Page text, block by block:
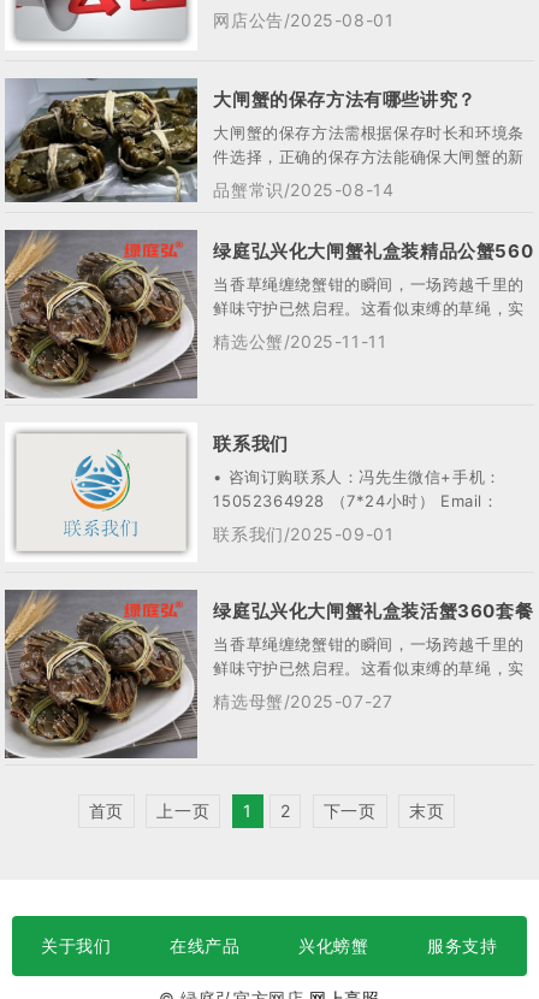
包赔‌若收货时发现死蟹，可联系客服凭有
效...
网店公告/2025-08-01
大闸蟹的保存方法有哪些讲究？
大闸蟹的保存方法需根据保存时长和环境条
件选择，正确的保存方法能确保大闸蟹的新
鲜度和口感。下面，我就来详细说说大闸蟹
的保存...
品蟹常识/2025-08-14
绿庭弘兴化大闸蟹礼盒装精品公蟹560
套餐
当香草绳缠绕蟹钳的瞬间，一场跨越千里的
鲜味守护已然启程。这看似束缚的草绳，实
则是连结绿庭弘兴化大闸蟹与餐桌的文明纽
带 —...
精选公蟹/2025-11-11
联系我们
• 咨询订购联系人：冯先生微信+手机：
15052364928 （7*24小时） Email：
jscrab@163.c...
联系我们/2025-09-01
绿庭弘兴化大闸蟹礼盒装活蟹360套餐
当香草绳缠绕蟹钳的瞬间，一场跨越千里的
鲜味守护已然启程。这看似束缚的草绳，实
则是连结绿庭弘兴化大闸蟹与餐桌的文明纽
带 —...
精选母蟹/2025-07-27
首页 上一页 1 2 下一页 末页
关于我们 在线产品 兴化螃蟹 服务支持